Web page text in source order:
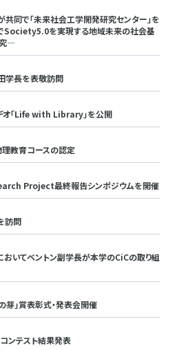
共同で「未来社会工学開発研究センター」を
を実現する地域未来の社会基
究―
学長を表敬訪問
オ「Life with Library」を公開
理教育コースの認定
Project最終報告シンポジウムを開催
訪問
おいてベントン副学長が本学のCiCの取り組
」賞表彰式・発表会開催
ンテスト結果発表